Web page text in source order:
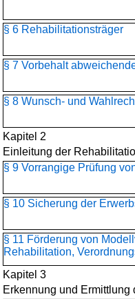
§ 6 Rehabilitationsträger
§ 7 Vorbehalt
§ 8 Wunsch- und
Kapitel 2
Einleitung der
§ 9 Vorrangige Prüfung
§ 10 Sicherung der
§ 11 Förderung von
Rehabilitation,
Kapitel 3
Erkennung und